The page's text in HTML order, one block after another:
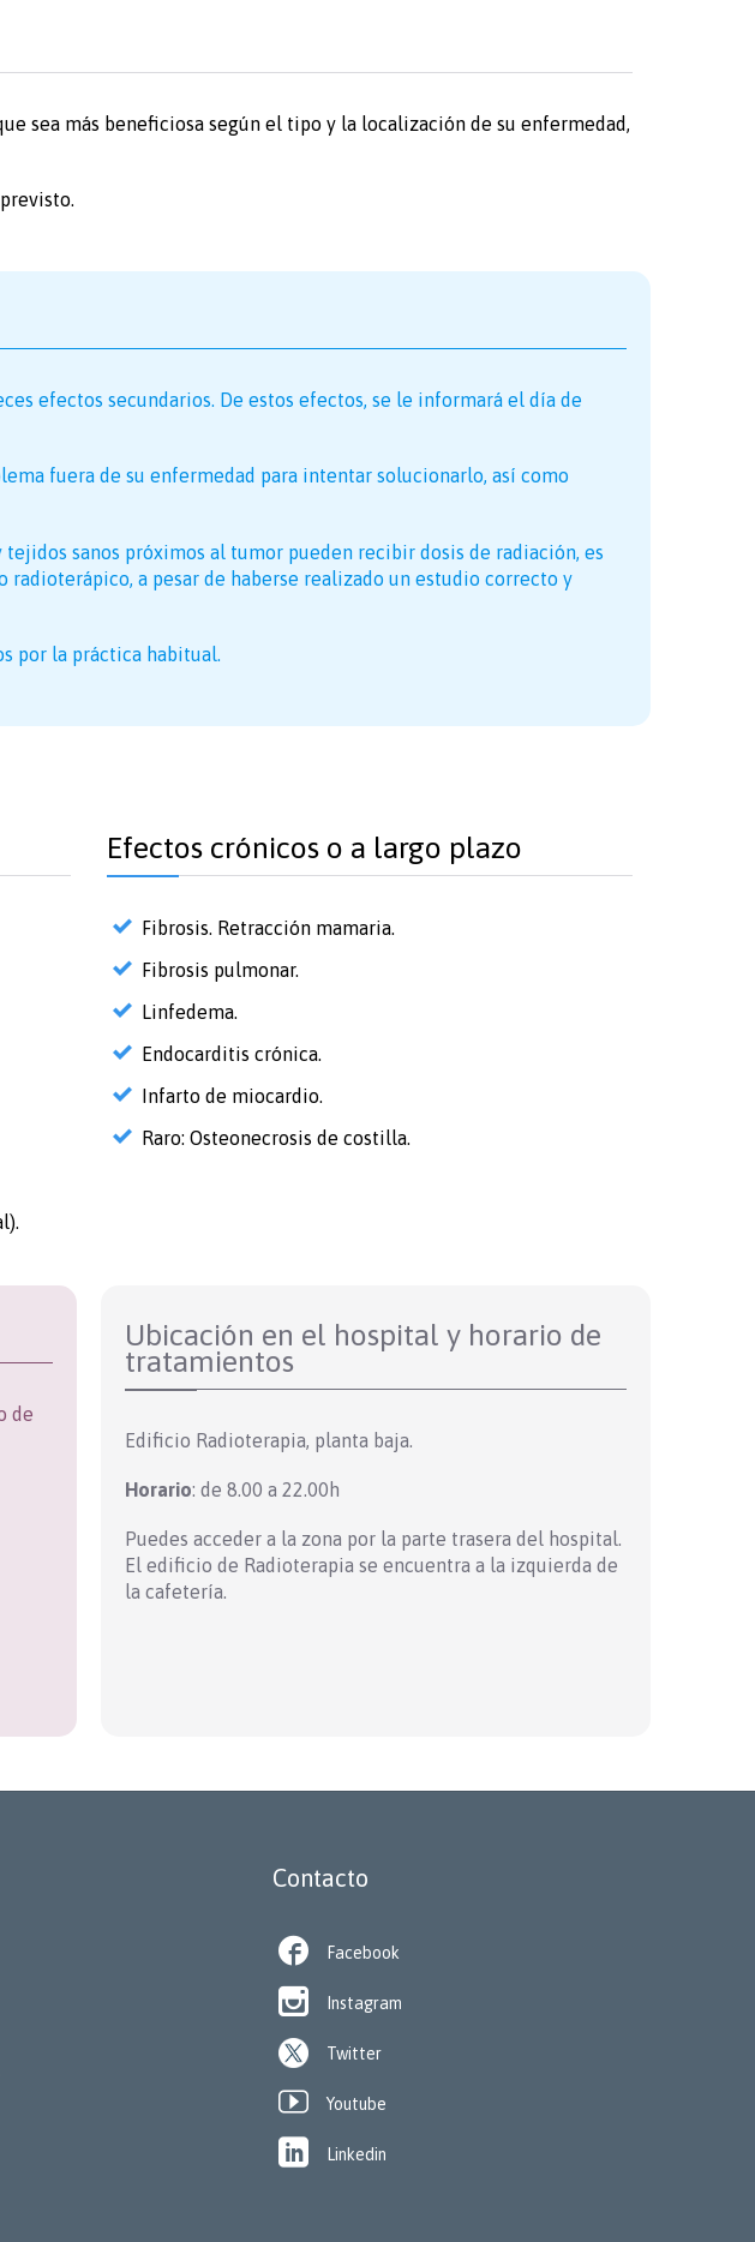
sea más beneficiosa según el tipo y la localización de su enfermedad,
efectos secundarios. De estos efectos, se le informará el día de
fuera de su enfermedad para intentar solucionarlo, así como
sanos próximos al tumor pueden recibir dosis de radiación, es
a pesar de haberse realizado un estudio correcto y
por la práctica habitual.
Efectos crónicos o a largo plazo
Fibrosis. Retracción mamaria.
Fibrosis pulmonar.
Linfedema.
Endocarditis crónica.
Infarto de miocardio.
Raro: Osteonecrosis de costilla.
de
Ubicación en el hospital y horario de
tratamientos
Edificio Radioterapia, planta baja.
Horario: de 8.00 a 22.00h
Puedes acceder a la zona por la parte trasera del hospital.
El edificio de Radioterapia se encuentra a la izquierda de
la cafetería.
Contacto
 Facebook
 Instagram
Twitter
 Youtube
 Linkedin